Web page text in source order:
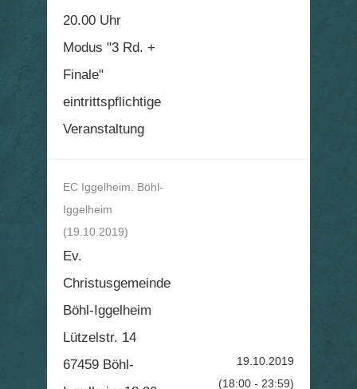
20.00 Uhr
Modus "3 Rd. +
Finale"
eintrittspflichtige
Veranstaltung
EC Iggelheim. Böhl-
Iggelheim
(19.10.2019)
Ev.
Christusgemeinde
Böhl-Iggelheim
Lützelstr. 14
67459 Böhl-
19.10.2019
(18:00 - 23:59)